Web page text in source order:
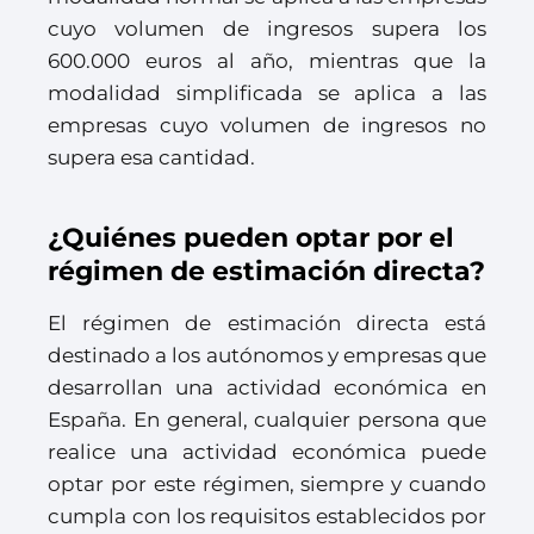
cuyo volumen de ingresos supera los
600.000 euros al año, mientras que la
modalidad simplificada se aplica a las
empresas cuyo volumen de ingresos no
supera esa cantidad.
¿Quiénes pueden optar por el
régimen de estimación directa?
El régimen de estimación directa está
destinado a los autónomos y empresas que
desarrollan una actividad económica en
España. En general, cualquier persona que
realice una actividad económica puede
optar por este régimen, siempre y cuando
cumpla con los requisitos establecidos por